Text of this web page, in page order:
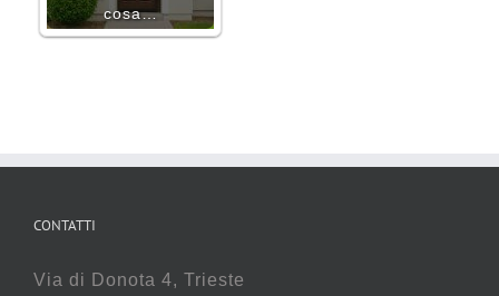
cosa…
CONTATTI
Via di Donota 4, Trieste